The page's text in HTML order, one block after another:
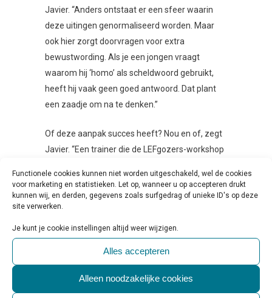
Functionele cookies kunnen niet worden uitgeschakeld, wel de cookies
voor marketing en statistieken. Let op, wanneer u op accepteren drukt
kunnen wij, en derden, gegevens zoals surfgedrag of unieke ID's op deze
site verwerken.
Je kunt je cookie instellingen altijd weer wijzigen.
Alles accepteren
Alleen noodzakelijke cookies
Javier. “Anders ontstaat er een sfeer waarin
deze uitingen genormaliseerd worden. Maar
ook hier zorgt doorvragen voor extra
bewustwording. Als je een jongen vraagt
waarom hij ‘homo’ als scheldwoord gebruikt,
heeft hij vaak geen goed antwoord. Dat plant
een zaadje om na te denken.”
Of deze aanpak succes heeft? Nou en of, zegt
Javier. “Een trainer die de LEFgozers-workshop
niet dat ene pad hoeven te volgen. Jongens
zelf beaamden dat ook. En een twaalfjarige
van de invloed van groepsdruk. Mooi dat zo’n
Over LEFGozers en Gezonde